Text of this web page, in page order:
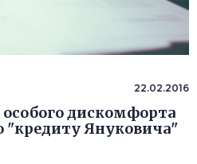
22.02.2016
дискомфорта
"кредиту Януковича"